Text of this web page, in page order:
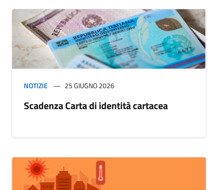
NOTIZIE 25 GIUGNO 2026
Scadenza Carta di identità cartacea